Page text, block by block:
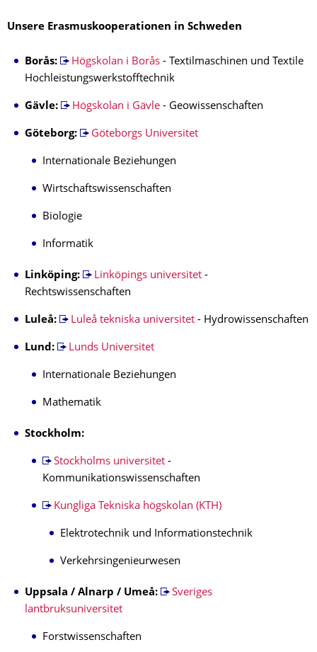
Unsere Erasmuskooperationen in Schweden
Borås: Högskolan i Borås- Textilmaschinen und Textile
Hochleistungswerkstofftechnik
Gävle: Högskolan i Gävle- Geowissenschaften
Göteborg: Göteborgs Universitet
Internationale Beziehungen
Wirtschaftswissenschaften
Biologie
Informatik
Linköping: Linköpings universitet-
Rechtswissenschaften
Luleå: Luleå tekniska universitet- Hydrowissenschaften
Lund: Lunds Universitet
Internationale Beziehungen
Mathematik
Stockholm:
Stockholms universitet-
Kommunikationswissenschaften
Kungliga Tekniska högskolan (KTH)
Elektrotechnik und Informationstechnik
Verkehrsingenieurwesen
Uppsala / Alnarp / Umeå:
Sveriges
lantbruksuniversitet
Forstwissenschaften